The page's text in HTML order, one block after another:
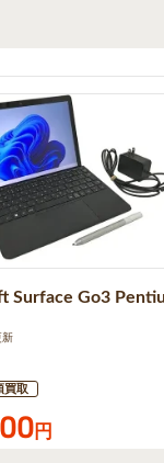
Surface Go3
買取
円